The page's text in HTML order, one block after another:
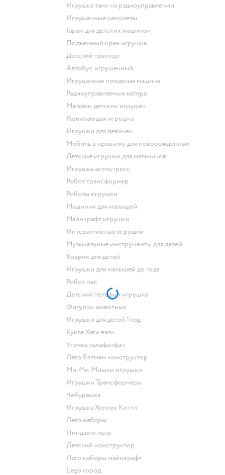
Игрушка танк на радиоуправлении
Игрушечные самолеты
Гараж для детских машинок
Подъемный кран игрушка
Детский трактор
Автобус игрушечный
Игрушечная пожарная машина
Радиоуправляемые катера
Магазин детских игрушек
Развивающая игрушка
Игрушки для девочек
Мобиль в кроватку для новорожденных
Детские игрушки для мальчиков
Игрушка антистресс
Робот трансформер
Роботы игрушки
Машинки для малышей
Майнкрафт игрушки
Интерактивные игрушки
Музыкальные инструменты для детей
Коврик для детей
Игрушки для малышей до года
Робот пес
Детский телефон игрушка
Фигурки животных
Игрушки для детей 1 год
Кукла Хаги ваги
Уточка лалафанфан
Лего Бэтмен конструктор
Ми-Ми-Мишки игрушки
Игрушки Трансформеры
Чебурашка
Игрушка Хеллоу Китти
Лего наборы
Ниндзяго лего
Детский конструктор
Лего наборы майнкрафт
Lego город